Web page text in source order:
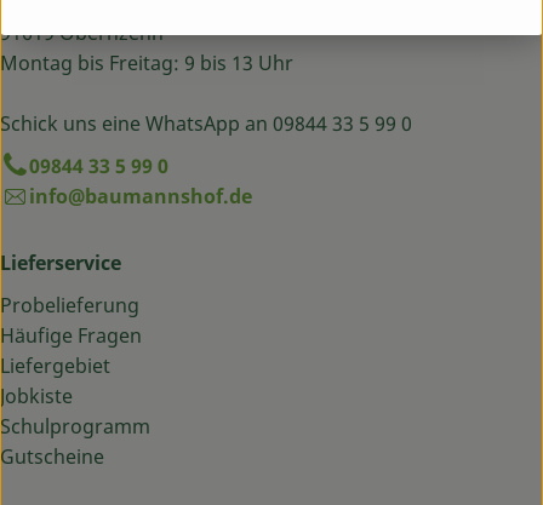
91619 Obernzenn
Montag bis Freitag: 9 bis 13 Uhr
Schick uns eine WhatsApp an 09844 33 5 99 0
09844 33 5 99 0
info@baumannshof.de
Lieferservice
Probelieferung
Häufige Fragen
Liefergebiet
Jobkiste
Schulprogramm
Gutscheine